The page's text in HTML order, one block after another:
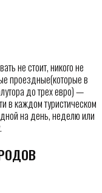
не стоит, никого не
проездные(которые в
до трех евро) —
в каждом туристическом
на день, неделю или